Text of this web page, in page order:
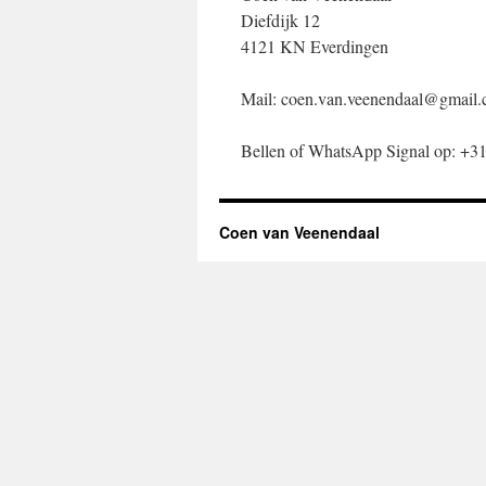
Diefdijk 12
4121 KN Everdingen
Mail:
Bellen of WhatsApp Signal op:
Coen van Veenendaal